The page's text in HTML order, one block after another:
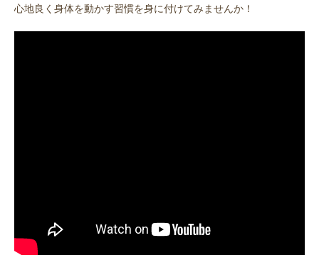
心地良く身体を動かす習慣を身に付けてみませんか！